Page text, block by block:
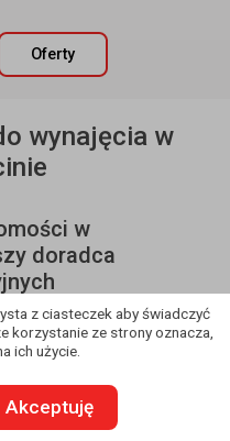
Oferty
wynajęcia w
w
doradca
magazynowe ,agencja
zawsze gwarantuje
magazynów to nasza
w
z ciasteczek aby świadczyć
korzystanie ze strony oznacza,
ich użycie.
Akceptuję